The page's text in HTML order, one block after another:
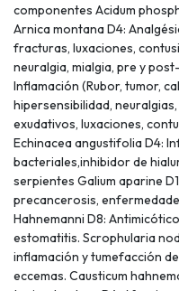
componentes Acidum
Arnica montana D4:
fracturas, luxaciones,
neuralgia, mialgia, pre y
Inflamación (Rubor, tumor,
hipersensibilidad,
exudativos, luxaciones,
Echinacea angustifolia D4:
bacteriales,inhibidor de
serpientes Galium aparine
precancerosis,
Hahnemanni D8:
estomatitis. Scrophularia
inflamación y tumefacción
eccemas. Causticum